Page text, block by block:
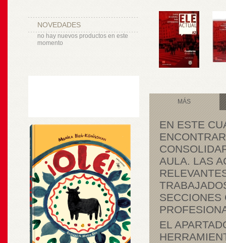
NOVEDADES
no hay nuevos productos en este
momento
MÁS
EN ESTE
AULA. LAS
SECCIONES
EL